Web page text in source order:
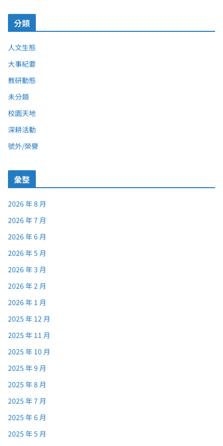
分類
人文生態
大事紀要
教研動態
未分類
校園天地
深耕活動
號外/榮譽
彙整
2026 年 8 月
2026 年 7 月
2026 年 6 月
2026 年 5 月
2026 年 3 月
2026 年 2 月
2026 年 1 月
2025 年 12 月
2025 年 11 月
2025 年 10 月
2025 年 9 月
2025 年 8 月
2025 年 7 月
2025 年 6 月
2025 年 5 月